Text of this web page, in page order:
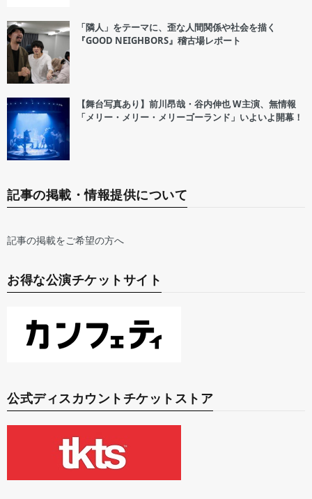
「隣人」をテーマに、歪な人間関係や社会を描く
『GOOD NEIGHBORS』稽古場レポート
【舞台写真あり】前川昂哉・谷内伸也 W主演、無情報
「メリー・メリー・メリーゴーランド」いよいよ開幕！
記事の掲載・情報提供について
記事の掲載をご希望の方へ
お得な公演チケットサイト
公式ディスカウントチケットストア